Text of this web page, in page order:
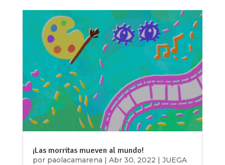
¡Las morritas mueven al mundo!
por paolacamarena | Abr 30, 2022 | JUEGA